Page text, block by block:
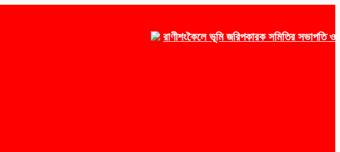
রাণীশংকৈলে ভূমি জরিপকারক সমিতির সভাপতি